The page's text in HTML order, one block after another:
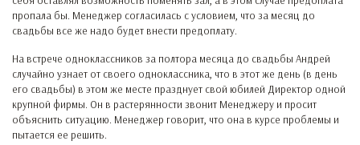
пропала бы. Менеджер согласилась с условием, что за месяц до
свадьбы все же надо будет внести предоплату.
На встрече одноклассников за полтора месяца до свадьбы Андрей
случайно узнает от своего одноклассника, что в этот же день (в день
его свадьбы) в этом же месте празднует свой юбилей Директор одной
крупной фирмы. Он в растерянности звонит Менеджеру и просит
объяснить ситуацию. Менеджер говорит, что она в курсе проблемы и
пытается ее решить.